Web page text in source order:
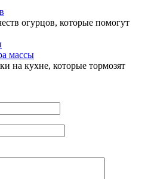
огурцов, которые помогут
массы
на кухне, которые тормозят